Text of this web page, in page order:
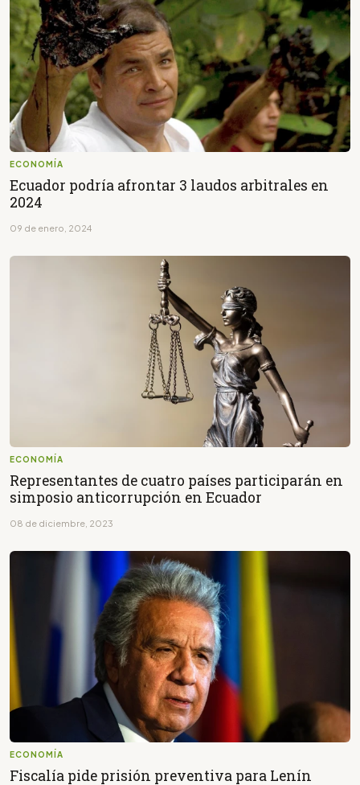
ECONOMÍA
Ecuador podría afrontar 3 laudos arbitrales en
2024
09 de enero, 2024
ECONOMÍA
Representantes de cuatro países participarán en
simposio anticorrupción en Ecuador
08 de diciembre, 2023
ECONOMÍA
Fiscalía pide prisión preventiva para Lenín